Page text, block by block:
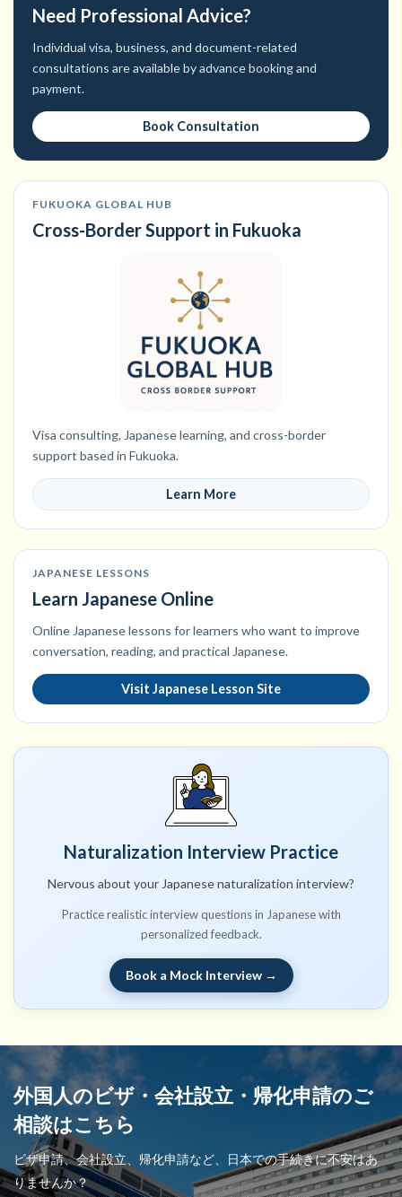
Need Professional Advice?
Individual visa, business, and document-related
consultations are available by advance booking and
payment.
Book Consultation
FUKUOKA GLOBAL HUB
Cross-Border Support in Fukuoka
Visa consulting, Japanese learning, and cross-border
support based in Fukuoka.
Learn More
JAPANESE LESSONS
Learn Japanese Online
Online Japanese lessons for learners who want to improve
conversation, reading, and practical Japanese.
Visit Japanese Lesson Site
Naturalization Interview Practice
Nervous about your Japanese naturalization interview?
Practice realistic interview questions in Japanese with
personalized feedback.
Book a Mock Interview →
外国人のビザ・会社設立・帰化申請のご
相談はこちら
ビザ申請、会社設立、帰化申請など、日本での手続きに不安はあ
りませんか？